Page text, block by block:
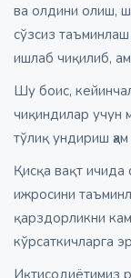
ва олдини олиш,
сўзсиз
ишлаб чиқилиб,
Шу боис,
чиқиндилар учун
тўлиқ ундириш
Қисқа вақт
ижросини
қарздорликни
кўрсаткичларга
Иқтисодиётимиз